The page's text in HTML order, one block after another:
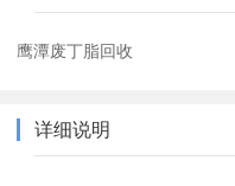
鹰潭废丁脂回收
详细说明